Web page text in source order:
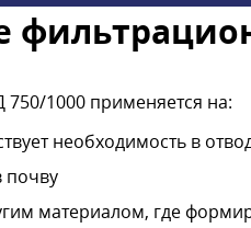
1000 применяется на:
необходимость в
почву
материалом, где